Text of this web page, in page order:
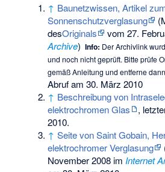
↑ Baunetzwissen, Artikel
Sonnenschutzverglasung
(
desOriginals vom 27.
Archive) Info: Der Archivlink
und noch nicht geprüft. Bitte prüfe
gemäßAnleitung und entferne
Abruf am 30. März 2010
↑ Beschreibung von
elektrochromen Glas
,
2010.
↑ Seite von Saint Gobain,
elektrochromer Verglasung
November 2008 im Internet